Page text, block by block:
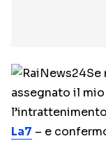
Se
assegnato il
La7 – e